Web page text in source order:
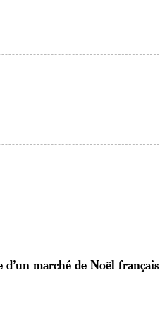
marché de Noël français